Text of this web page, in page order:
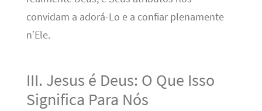
convidam a adorá-Lo e a confiar plenamente
n’Ele.
III. Jesus é Deus: O Que Isso
Significa Para Nós